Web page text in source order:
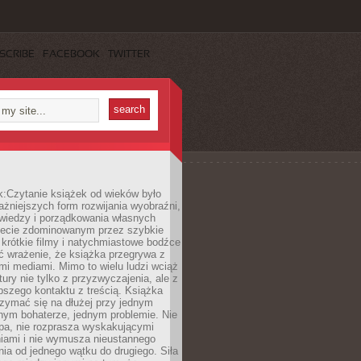
FACEBOOK TWITTER
książek od wieków było
form rozwijania wyobraźni,
i porządkowania własnych
zdominowanym przez szybkie
filmy i natychmiastowe bodźce
wrażenie, że książka przegrywa z
mediami. Mimo to wielu ludzi wciąż
nie tylko z przyzwyczajenia, ale z
kontaktu z treścią. Książka
się na dłużej przy jednym
bohaterze, jednym problemie. Nie
nie rozprasza wyskakującymi
i nie wymusza nieustannego
od jednego wątku do drugiego. Siła